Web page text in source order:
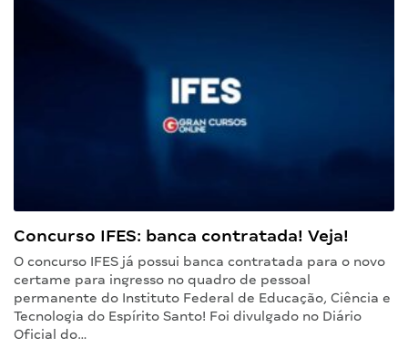
Concurso IFES: banca contratada! Veja!
O concurso IFES já possui banca contratada para o novo
certame para ingresso no quadro de pessoal
permanente do Instituto Federal de Educação, Ciência e
Tecnologia do Espírito Santo! Foi divulgado no Diário
Oficial do…